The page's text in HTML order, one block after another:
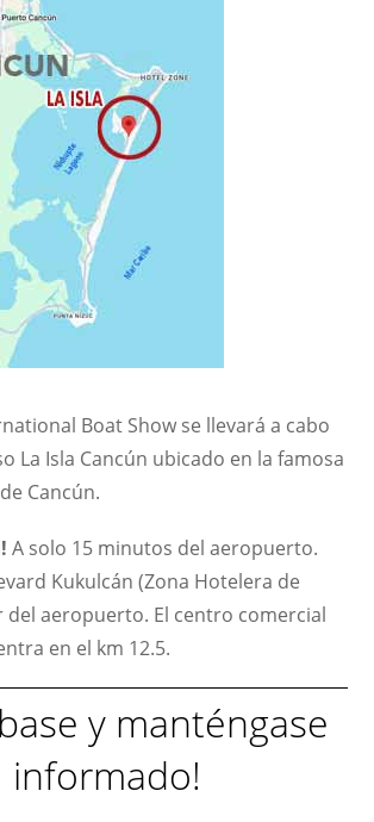
Boat Show se llevará a cabo
La Isla Cancún ubicado en la famosa
Cancún.
A solo 15 minutos del aeropuerto.
Kukulcán (Zona Hotelera de
del aeropuerto. El centro comercial
en el km 12.5.
y manténgase
informado!